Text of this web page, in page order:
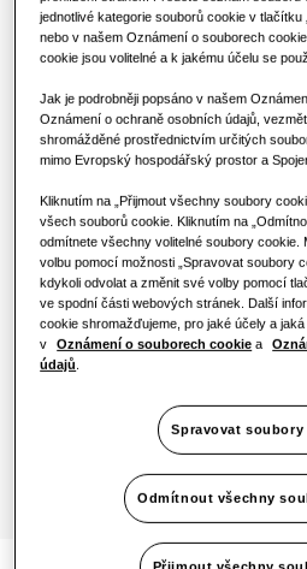
Restaurace
Kancelář
One Samsung
Ovladače
Duct HSP
AC200KNHPKH/EU
Kompatibilní s DVM
AC200KXAPNH/EU,AC250KXAPNH/
Dostupná kapacita
20.0KW 25.0KW
Dostupný výkon
1 fáze
Najít
jednotlivé kategorie souborů cookie v tlačítku
nebo v našem Oznámení o souborech
cookie jsou volitelné a k jakému účelu se
Jak je podrobněji popsáno v našem
Oznámení o ochraně osobních údajů,
shromážděné prostřednictvím určitých
mimo Evropský hospodářský prostor a
Kliknutím na „Přijmout všechny soubory
všech souborů cookie. Kliknutím na
odmítnete všechny volitelné soubory cookie.
volbu pomocí možnosti „Spravovat soubory
kdykoli odvolat a změnit své volby pomocí
ve spodní části webových stránek. Další
cookie shromažďujeme, pro jaké účely a
v
Oznámení o souborech cookie a
údajů.
Spravovat soubory
Odmítnout všechny